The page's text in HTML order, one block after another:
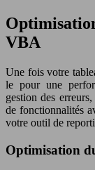
VBA
Une fois votre
le pour une
gestion des
de fonctionnalités
votre outil de
Optimisation